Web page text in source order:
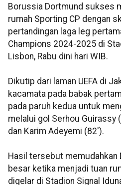
Borussia Dortmund sukses
rumah Sporting CP dengan
pertandingan laga leg
Champions 2024-2025 di
Lisbon, Rabu dini hari WIB.
Dikutip dari laman UEFA di
kacamata pada babak
pada paruh kedua untuk
melalui gol Serhou Guirassy
dan Karim Adeyemi (82').
Hasil tersebut memudahkan
besar ketika menjadi tuan
digelar di Stadion Signal